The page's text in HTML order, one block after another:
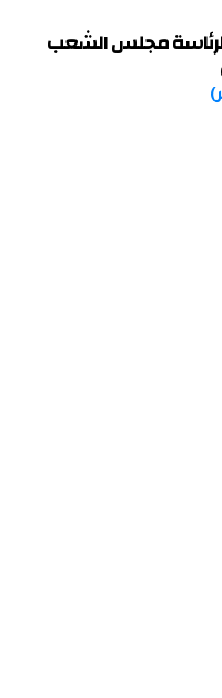
لرئاسة مجلس الشعب